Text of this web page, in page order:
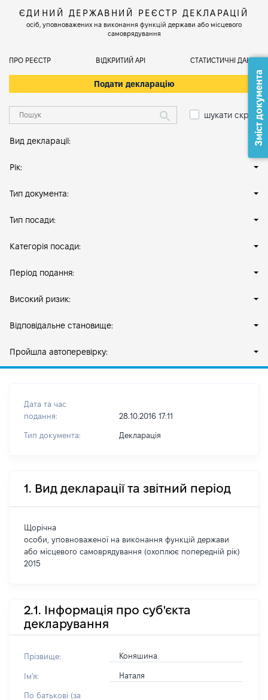
ЄДИНИЙ ДЕРЖАВНИЙ РЕЄСТР ДЕКЛАРАЦІЙ
осіб, уповноважених на виконання функцій держави або місцевого
самоврядування
ПРО РЕЄСТР ВІДКРИТИЙ АРІ СТАТИСТИЧНІ ДАНІ
Подати декларацію
шукати скрізь
Вид декларації:
Рік:
Тип документа:
Тип посади:
Категорія посади:
Період подання:
Високий ризик:
Відповідальне становище:
Пройшла автоперевірку:
Дата та час
подання:
28.10.2016 17:11
Тип документа: Декларація
1. Вид декларації та звітний період
Щорічна
особи, уповноваженої на виконання функцій держави
або місцевого самоврядування (охоплює попередній рік)
2015
2.1. Інформація про суб'єкта
декларування
Прізвище: Коняшина
Ім'я: Наталя
По батькові (за
Зміст документа